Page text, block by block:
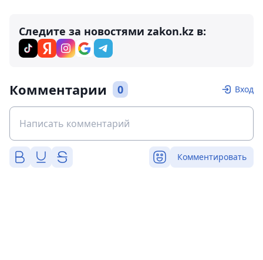
Следите за новостями zakon.kz в:
Комментарии 0 Вход
Комментировать